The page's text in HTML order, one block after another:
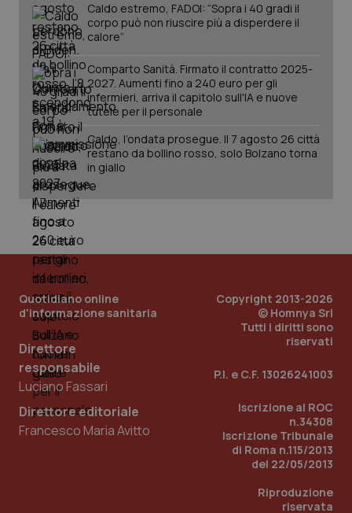
Caldo estremo, FADOI: “Sopra i 40 gradi il
corpo può non riuscire più a disperdere il
calore”
Comparto Sanità. Firmato il contratto 2025-
2027. Aumenti fino a 240 euro per gli
infermieri, arriva il capitolo sull'IA e nuove
tutele per il personale
Caldo, l’ondata prosegue. Il 7 agosto 26 città
restano da bollino rosso, solo Bolzano torna
in giallo
Quotidiano online
d'informazione sanitaria
Direttore
responsabile
Luciano Fassari
Direttore editoriale
Francesco Maria Avitto
Copyright 2013-2026
© Homnya Srl
Tutti i diritti sono
riservati
P.I. e C.F. 13026241003
Iscrizione al ROC
n.34308
Iscrizione Tribunale
di Roma n.115/2013
del 22/05/2013
Riproduzione
riservata
PHPSESSID
PHP.net
www.quotidianosanita.it
_ga_KM60CM4NPH
Scadenza